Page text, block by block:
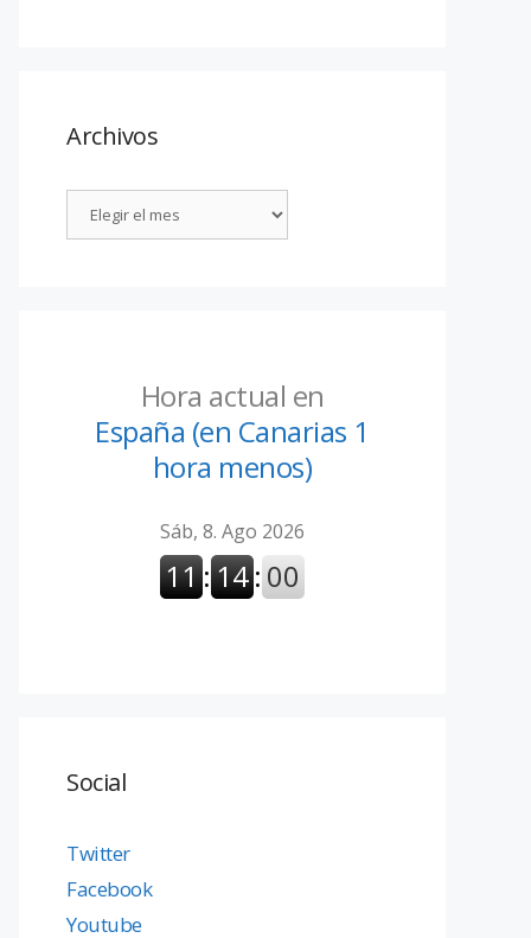
Archivos
Hora actual en
España (en Canarias 1
hora menos)
Social
Twitter
Facebook
Youtube